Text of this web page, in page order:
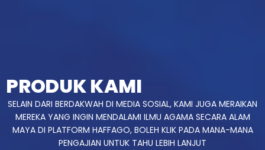
PRODUK KAMI
SELAIN DARI BERDAKWAH DI MEDIA SOSIAL, KAMI JUGA MERAIKAN
MEREKA YANG INGIN MENDALAMI ILMU AGAMA SECARA ALAM
MAYA DI PLATFORM HAFFAGO, BOLEH KLIK PADA MANA-MANA
PENGAJIAN UNTUK TAHU LEBIH LANJUT